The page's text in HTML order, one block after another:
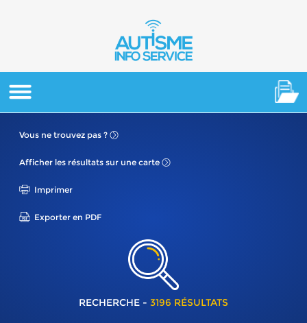
Vous ne trouvez pas ?
Afficher les résultats sur une carte
Imprimer
Exporter en PDF
RECHERCHE - 3196 RÉSULTATS